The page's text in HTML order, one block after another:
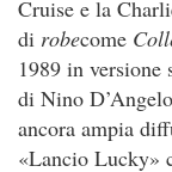
Cruise e la
di robecome
1989 in versione
di Nino
ancora ampia
«Lancio Lucky»